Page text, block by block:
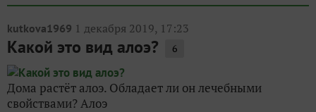
kutkova1969 1 декабря 2019, 17:23
Какой это вид алоэ? 6
Дома растёт алоэ. Обладает ли он лечебными
свойствами? Алоэ